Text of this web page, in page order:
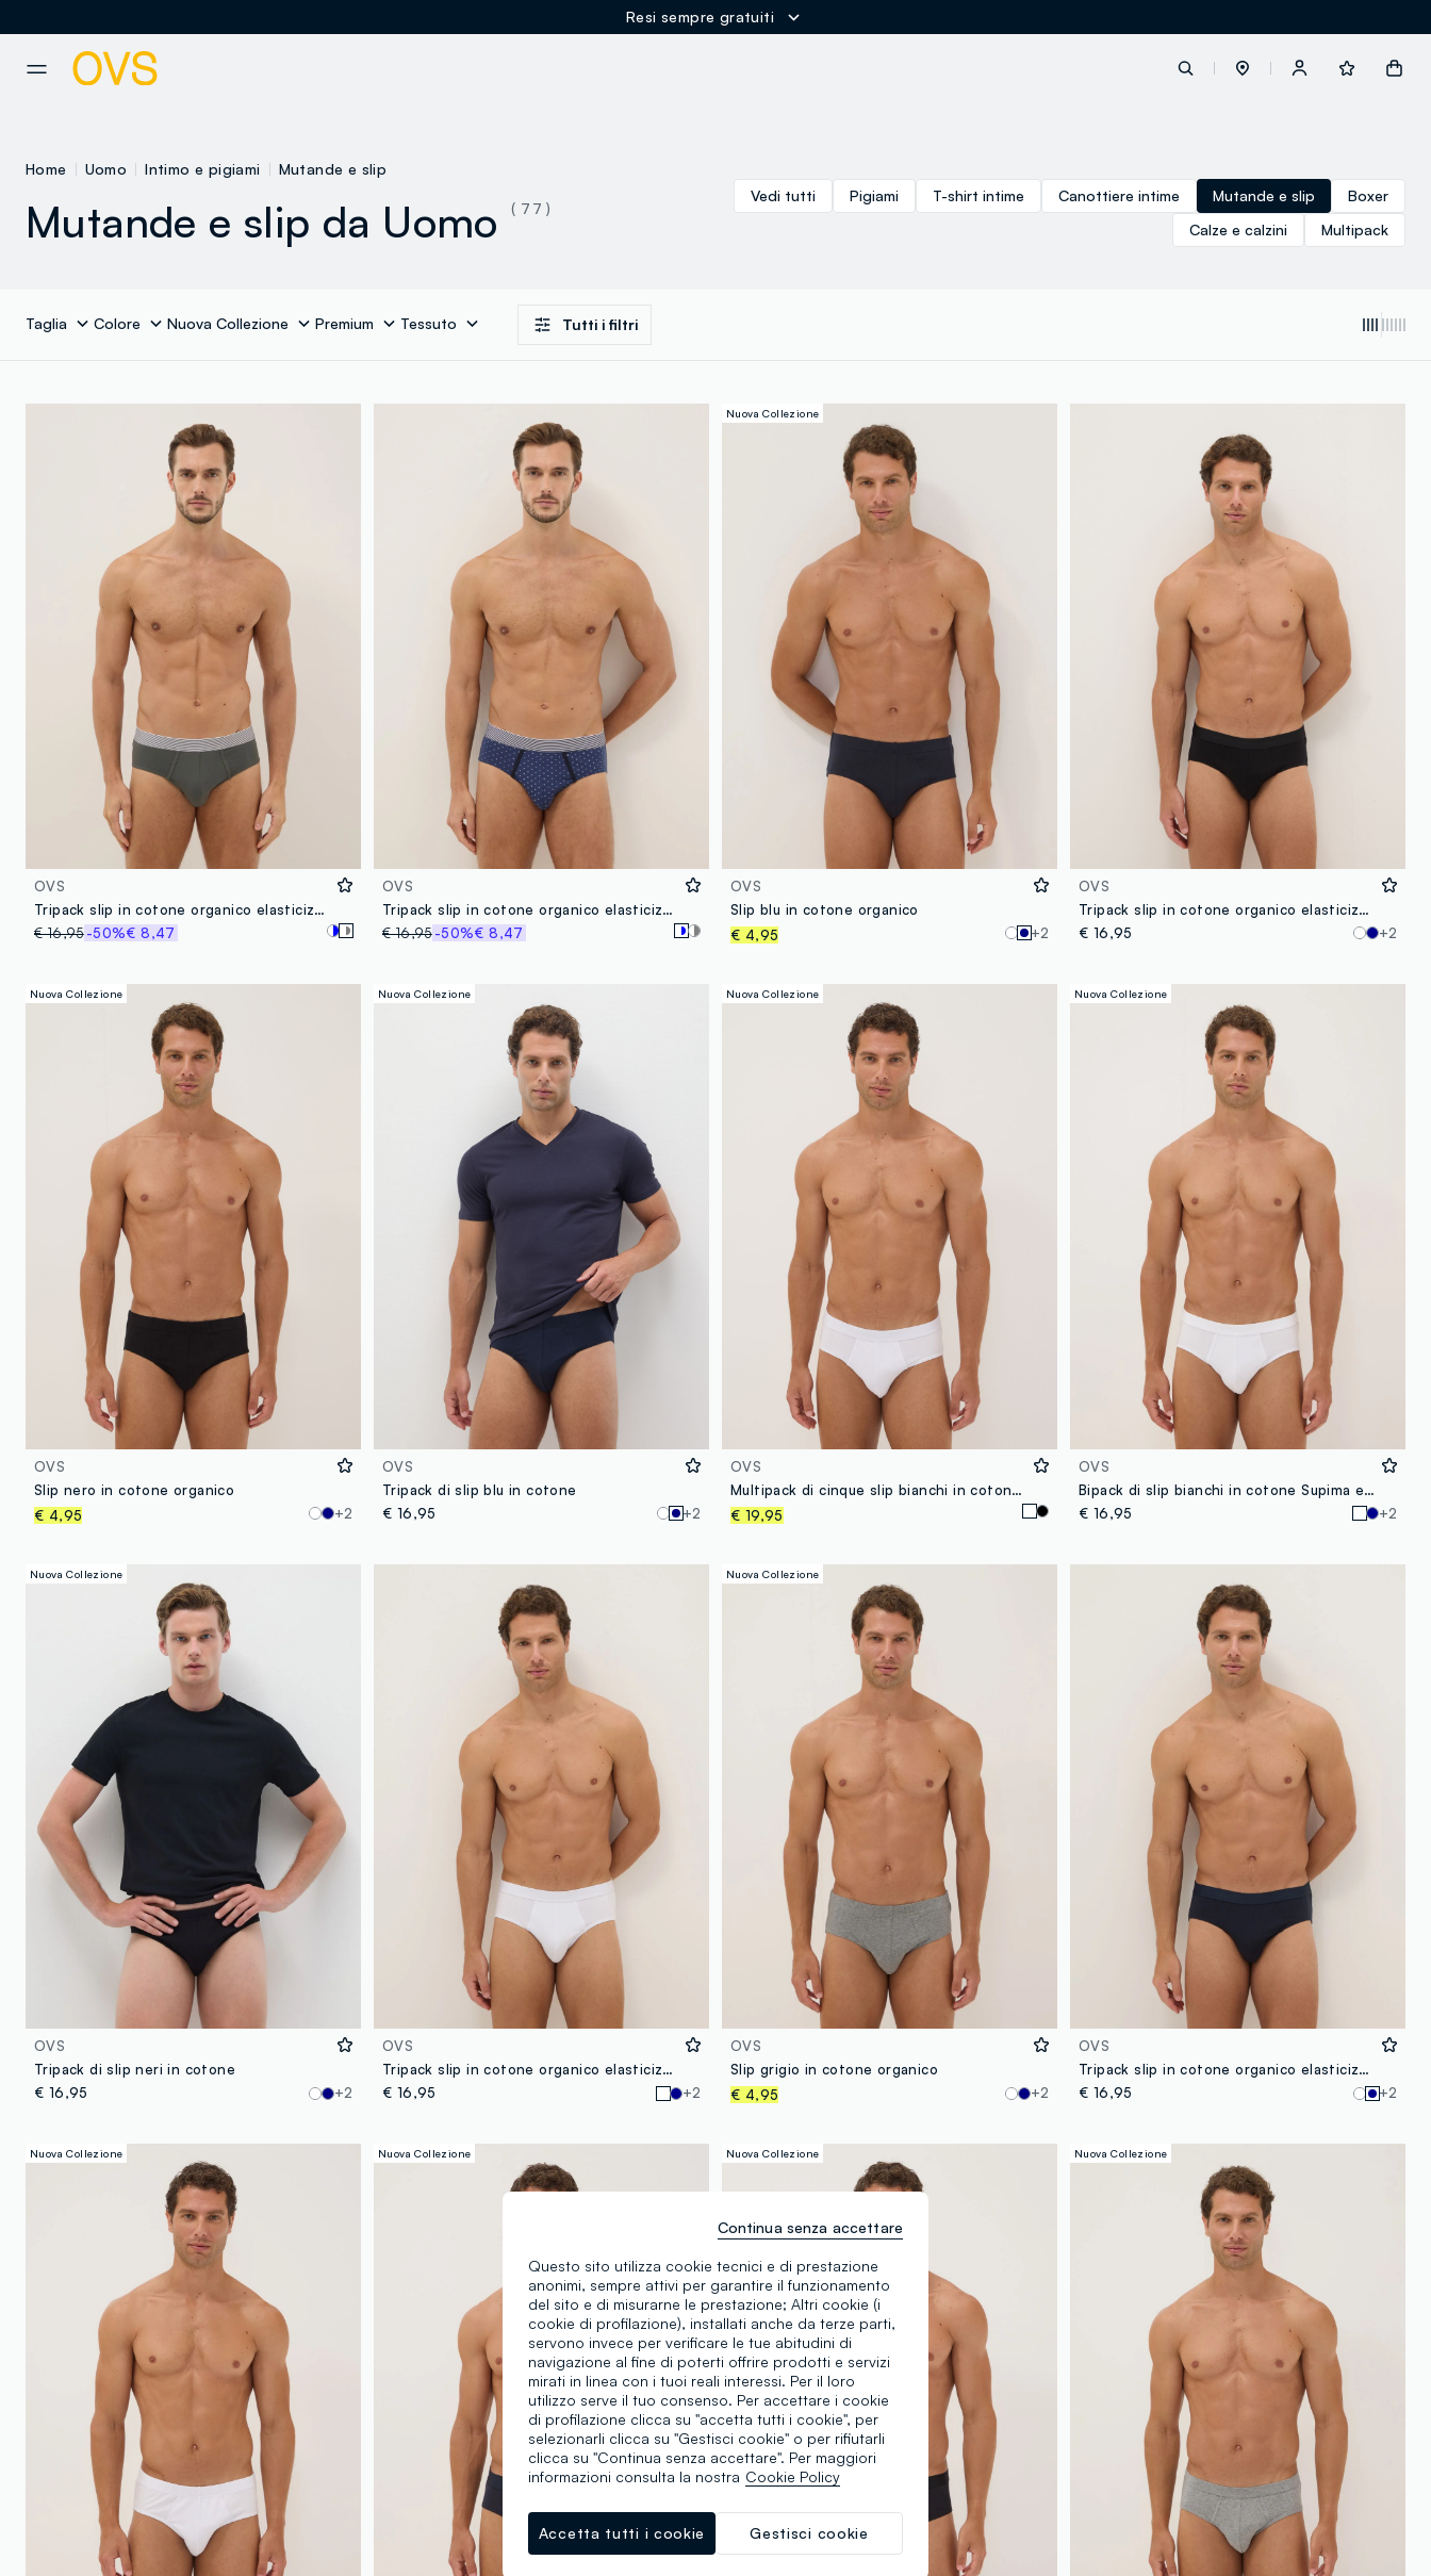
Spedizione Gratuita oltre i 60€
button.loginandregister
loyalty.guest.discoverpagelink
Home Uomo Intimo e pigiami Mutande e slip
Mutande e slip da Uomo ( 77 )
Vedi tutti Pigiami T-shirt intime Canottiere intime Mutande e slip
Boxer
Calze e calzini
Multipack
Taglia Colore Nuova Collezione Premium Tessuto Tutti i filtri
OVS
Tripack slip in cotone organico elasticizzato multicolor regular fit
€ 16,95-50%€ 8,47
OVS
Tripack slip in cotone organico elasticizzato multicolor regular fit
€ 16,95-50%€ 8,47
Nuova Collezione
OVS
Slip blu in cotone organico
€ 4,95
+2
OVS
Tripack slip in cotone organico elasticizzato nero regular fit
€ 16,95
+2
Nuova Collezione
OVS
Slip nero in cotone organico
€ 4,95
+2
Nuova Collezione
OVS
Tripack di slip blu in cotone
€ 16,95
+2
Nuova Collezione
OVS
Multipack di cinque slip bianchi in cotone organico elasticizzato
€ 19,95
Nuova Collezione
OVS
Bipack di slip bianchi in cotone Supima elasticizzato
€ 16,95
+2
Nuova Collezione
OVS
Tripack di slip neri in cotone
€ 16,95
+2
OVS
Tripack slip in cotone organico elasticizzato bianco regular fit
€ 16,95
+2
Nuova Collezione
OVS
Slip grigio in cotone organico
€ 4,95
+2
OVS
Tripack slip in cotone organico elasticizzato blu regular fit
€ 16,95
+2
Nuova Collezione Nuova Collezione Nuova Collezione Nuova Collezione
Questo sito utilizza cookie tecnici e di prestazione
anonimi, sempre attivi per garantire il funzionamento
del sito e di misurarne le prestazione; Altri cookie (i
cookie di profilazione), installati anche da terze parti,
servono invece per verificare le tue abitudini di
navigazione al fine di poterti offrire prodotti e servizi
mirati in linea con i tuoi reali interessi. Per il loro
utilizzo serve il tuo consenso. Per accettare i cookie
di profilazione clicca su "accetta tutti i cookie", per
selezionarli clicca su "Gestisci cookie" o per rifiutarli
clicca su "Continua senza accettare". Per maggiori
informazioni consulta la nostra Cookie Policy
Gestisci cookie
Accetta tutti i cookie
Continua senza accettare